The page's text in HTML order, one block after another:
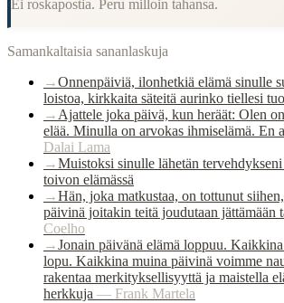
Ei roskapostia. Peru milloin tahansa.
Samankaltaisia sananlaskuja
→Onnenpäiviä, ilonhetkiä elämä sinulle
loistoa, kirkkaita säteitä aurinko tiellesi
→ Ajattele joka päivä, kun heräät: Olen
elää. Minulla on arvokas ihmiselämä. En
Dalai Lama
→Muistoksi sinulle lähetän tervehdykseni
toivon elämässä
→Hän, joka matkustaa, on tottunut
päivinä joitakin teitä joudutaan jättämään
Coelho
→Jonain päivänä elämä loppuu.
lopu. Kaikkina muina päivinä voimme
rakentaa merkityksellisyyttä ja maistella
herkkuja — Frank Martela